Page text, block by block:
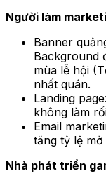
Người làm
Banner
Background
mùa lễ hội
nhất quán.
Landing
không làm
Email
tăng tỷ lệ
Nhà phát triển